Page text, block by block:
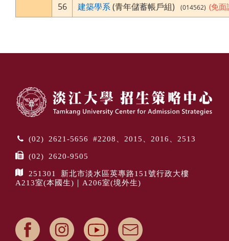
56 建築學系(青年儲蓄帳戶組) (014562) (免面
(02) 2621-5656 #2208、2015、2016、2513
(02) 2620-9505
251301 新北市淡水區英專路151號行政大樓
A213室(本國生)｜A206室(境外生)